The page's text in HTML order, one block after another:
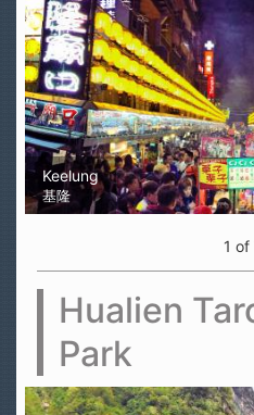
Keelung
基隆
1 of
Hualien
Park